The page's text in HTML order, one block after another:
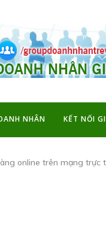
NHÂN KẾT NỐI
online trên mạng trực